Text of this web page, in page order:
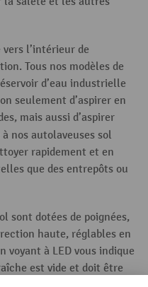
l’intérieur de
Tous nos modèles de
d’eau industrielle
seulement d’aspirer en
mais aussi d’aspirer
à nos autolaveuses sol
rapidement et en
que des entrepôts ou
sont dotées de poignées,
haute, réglables en
voyant à LED vous indique
est vide et doit être